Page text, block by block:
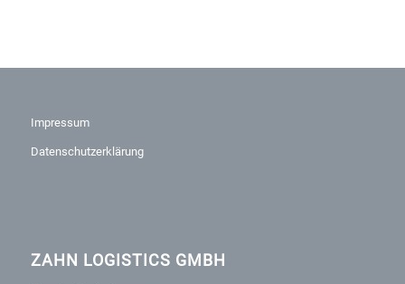
Impressum
Datenschutzerklärung
ZAHN LOGISTICS GMBH